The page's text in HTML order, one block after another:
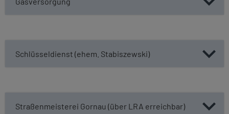
Schlüsseldienst (ehem. Stabiszewski)
Straßenmeisterei Gornau (über LRA erreichbar)